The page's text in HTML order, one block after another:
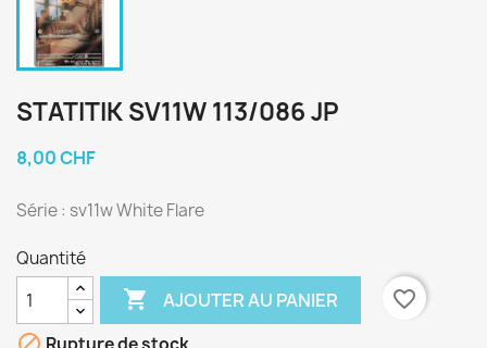
STATITIK SV11W 113/086 JP
8,00 CHF
Série : sv11w White Flare
Quantité
 AJOUTER AU PANIER
favorite_border